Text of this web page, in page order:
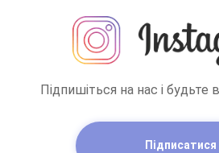
Підпишіться на нас і будьте
Підписатися